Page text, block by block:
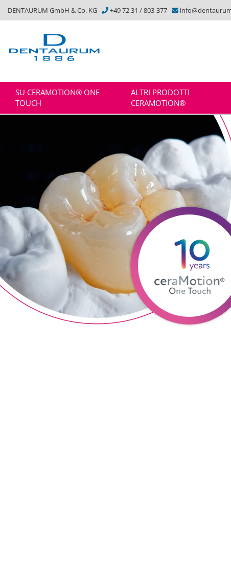
DENTAURUM GmbH & Co. KG +49 72 31 / 803-377
SU CERAMOTION® ONE
TOUCH
ALTRI PRODOTTI
CERAMOTION®